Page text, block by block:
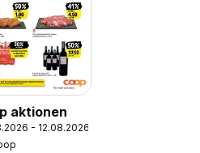
aktionen
- 12.08.2026